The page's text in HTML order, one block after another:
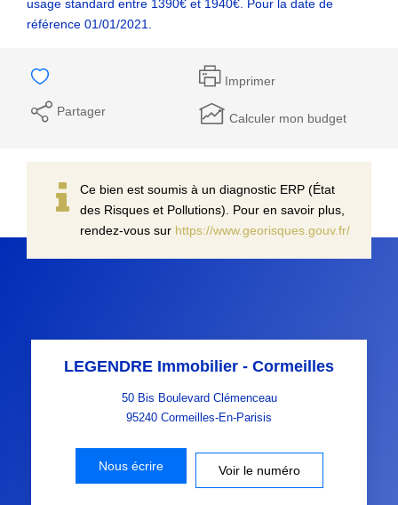
usage standard entre 1390€ et 1940€. Pour la date de
référence 01/01/2021.
Imprimer
Partager Calculer mon budget
Ce bien est soumis à un diagnostic ERP (État
des Risques et Pollutions). Pour en savoir plus,
rendez-vous sur https://www.georisques.gouv.fr/
LEGENDRE Immobilier - Cormeilles
50 Bis Boulevard Clémenceau
95240 Cormeilles-En-Parisis
Nous écrire Voir le numéro